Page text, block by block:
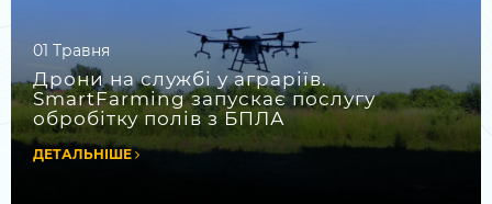
01 Травня
Дрони на службі у аграріїв.
SmartFarming запускає послугу
обробітку полів з БПЛА
ДЕТАЛЬНІШЕ